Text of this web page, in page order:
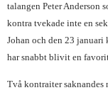
talangen Peter Anderson
kontra tvekade inte en
Johan och den 23 januari
har snabbt blivit en
Två kontraiter